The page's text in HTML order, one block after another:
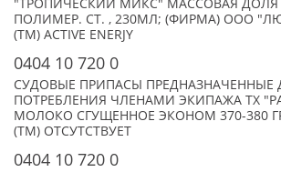
"ТРОПИЧЕСКИЙ МИКС" МАССОВАЯ ДОЛЯ
ПОЛИМЕР. СТ. , 230МЛ; (ФИРМА) ООО
(TM) ACTIVE ENERJY
0404 10 720 0
СУДОВЫЕ ПРИПАСЫ ПРЕДНАЗНАЧЕННЫЕ
ПОТРЕБЛЕНИЯ ЧЛЕНАМИ ЭКИПАЖА ТХ
МОЛОКО СГУЩЕННОЕ ЭКОНОМ 370-380
(TM) ОТСУТСТВУЕТ
0404 10 720 0